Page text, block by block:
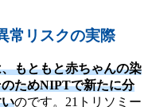
常リスクの実際
もともと赤ちゃんの染
ためNIPTで新たに分
のです。21トリソミー